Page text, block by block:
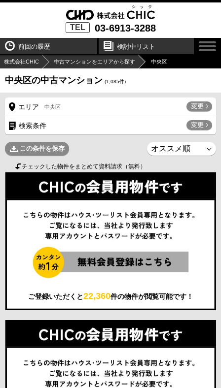
TEL 03-6913-3288
前回の履歴 検討中リスト
株式会社CHIC 中古マンションをエリアから探す 中央区
中央区の中古マンション (1,085件)
エリア 中央区 変更
検索条件 変更
この条件を保存
チェックした物件をまとめて資料請求（無料）
ご登録いただくと22,360件の物件が閲覧可能です！